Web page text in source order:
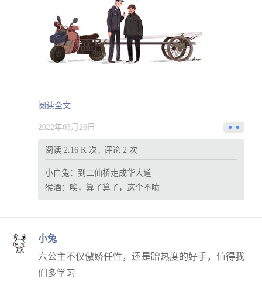
阅读全文
2022年03月26日
阅读 2.16 K 次 评论 2 次
小白兔： 到二仙桥走成华大道
猴酒： 唉，算了算了，这个不喷
小兔
六公主不仅傲娇任性，还是蹭热度的好手，值得我
们多学习